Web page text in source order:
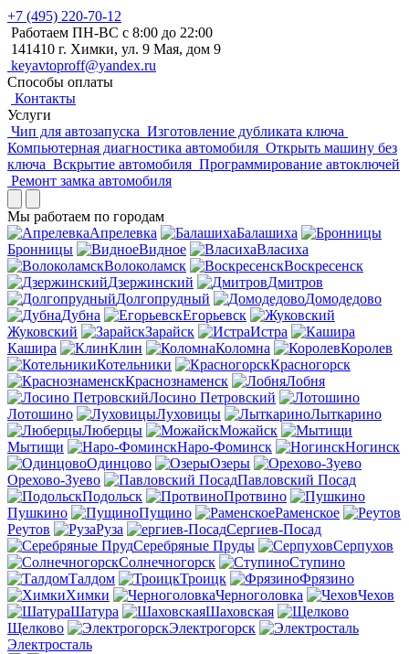
+7 (495) 220-70-12
Работаем ПН-ВС с 8:00 до 22:00
141410 г. Химки, ул. 9 Мая, дом 9
keyavtoproff@yandex.ru
Способы оплаты
Контакты
Услуги
Чип для автозапуска Изготовление дубликата ключа
Компьютерная диагностика автомобиля Открыть машину без
ключа Вскрытие автомобиля Программирование автоключей
Ремонт замка автомобиля
Мы работаем по городам
Апрелевка
Балашиха
Бронницы
Видное
Власиха
Волоколамск
Воскресенск
Дзержинский
Дмитров
Долгопрудный
Домодедово
Дубна
Егорьевск
Жуковский
Зарайск
Истра
Кашира
Клин Коломна
Королев
Котельники
Красногорск
Краснознаменск
Лобня
Лосино Петровский
Лотошино
Луховицы
Лыткарино
Люберцы
Можайск
Мытищи
Наро-Фоминск
Ногинск
Одинцово
Озеры
Орехово-Зуево
Павловский Посад
Подольск
Протвино
Пушкино
Пущино
Раменское
Реутов
Руза
Сергиев-Посад
Серебряные Пруды
Серпухов
Солнечногорск
Ступино
Талдом
Троицк
Фрязино
Химки
Черноголовка
Чехов
Шатура
Шаховская
Щелково
Электрогорск
Электросталь